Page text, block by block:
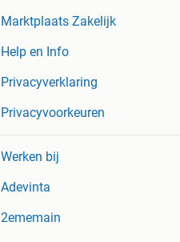
Marktplaats Zakelijk
Help en Info
Privacyverklaring
Privacyvoorkeuren
Werken bij
Adevinta
2ememain